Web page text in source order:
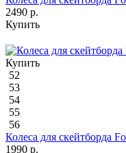
2490 р.
Купить
Купить
52
53
54
55
56
Колеса для скейтборда
1990 р.